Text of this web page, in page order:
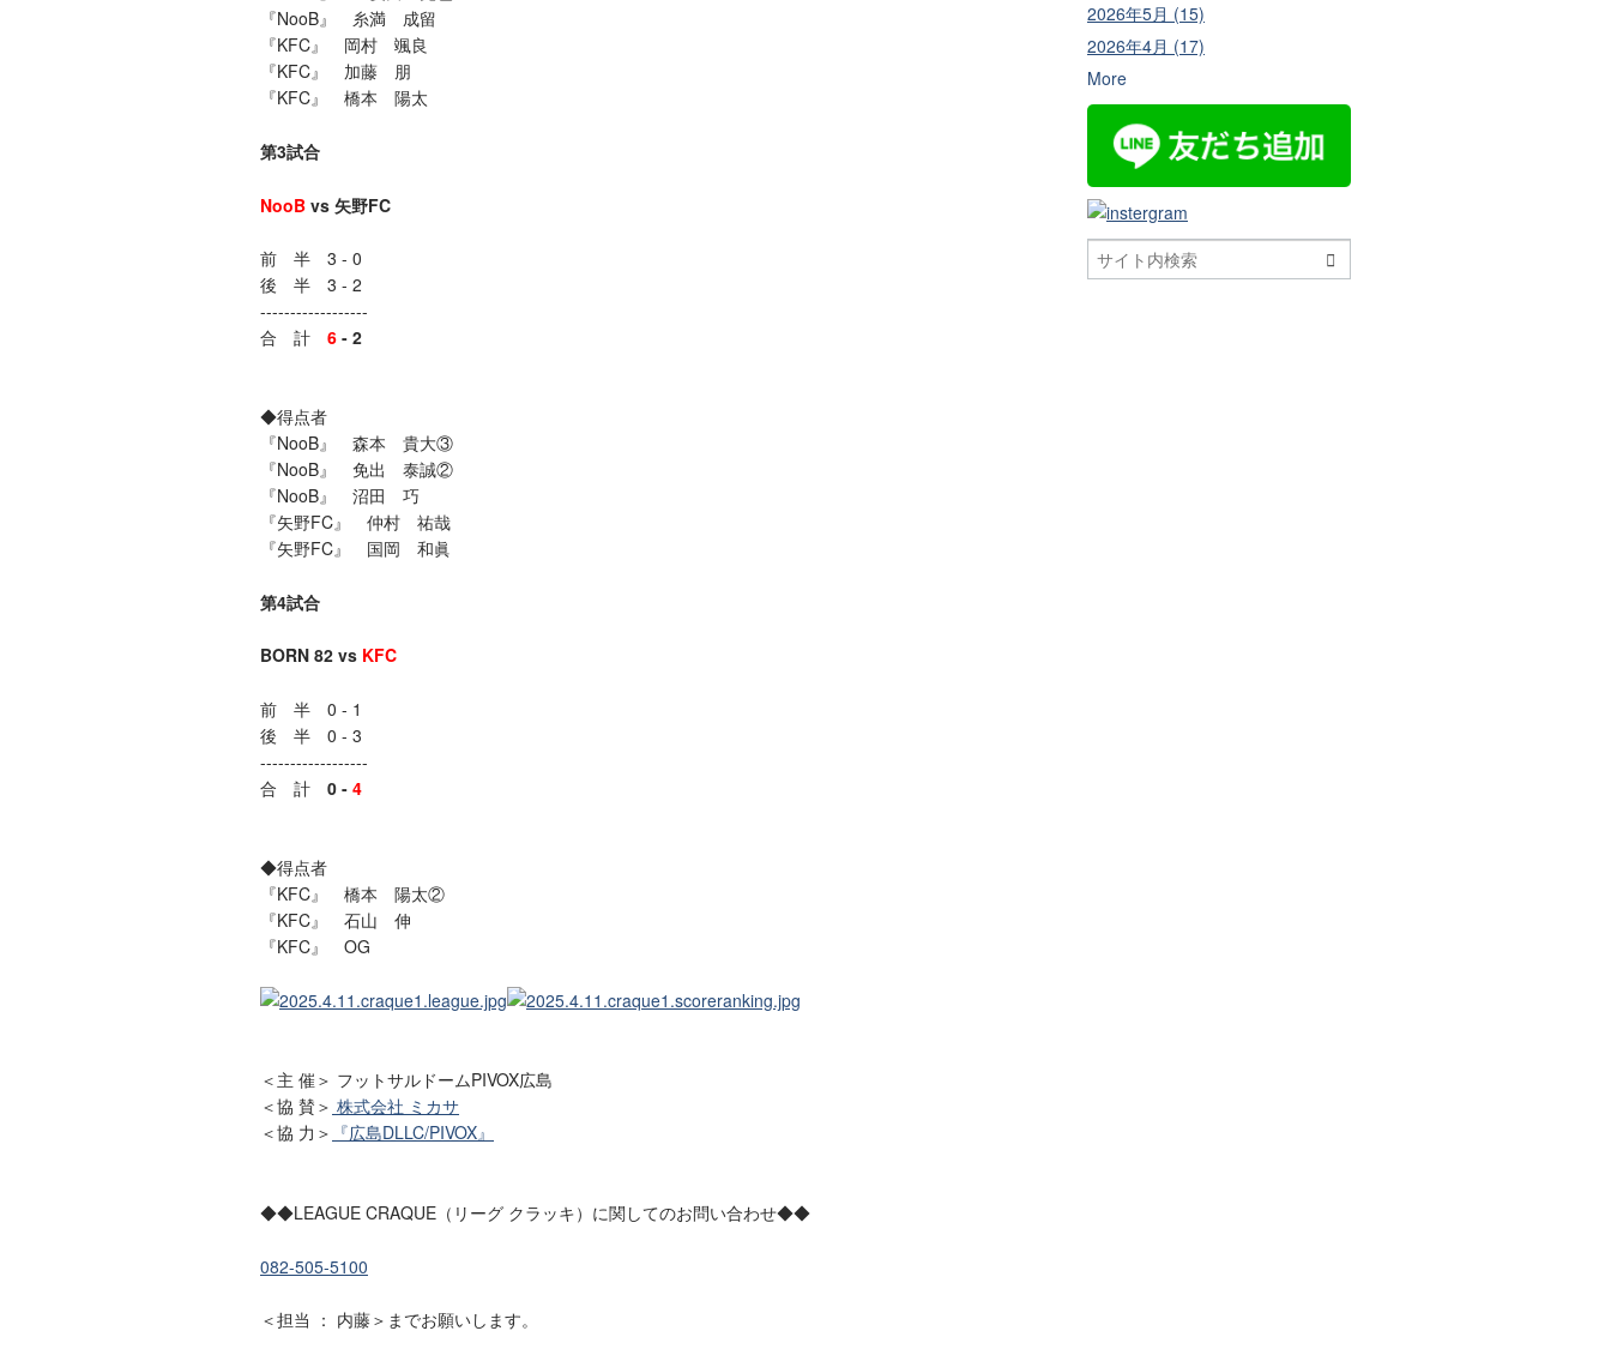
『NooB』 糸満 成留
『KFC』 岡村 颯良
『KFC』 加藤 朋
『KFC』 橋本 陽太
第3試合
NooB vs 矢野FC
前 半 3 - 0
後 半 3 - 2
------------------
合 計 6 - 2
◆得点者
『NooB』 森本 貴大③
『NooB』 免出 泰誠②
『NooB』 沼田 巧
『矢野FC』 仲村 祐哉
『矢野FC』 国岡 和眞
第4試合
BORN 82 vs KFC
前 半 0 - 1
後 半 0 - 3
------------------
合 計 0 - 4
◆得点者
『KFC』 橋本 陽太②
『KFC』 石山 伸
『KFC』 OG
＜主 催＞ フットサルドームPIVOX広島
＜協 賛＞ 株式会社 ミカサ
＜協 力＞ 『広島DLLC/PIVOX』
◆◆LEAGUE CRAQUE（リーグ クラッキ）に関してのお問い合わせ◆◆
082-505-5100
＜担当 ： 内藤＞までお願いします。
2026年5月 (15)
2026年4月 (17)
More
